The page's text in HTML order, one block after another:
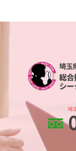
不倫相手 慰
浮気 疑惑
浮気調査
不倫 疑惑
ストーカー
婚前調査 内
身辺調査 価
身辺調査
身辺調査
人探し 手
所在調査 探
家出調査 人
別れ工作
家出調査 探
行方不明
各種工作
川口市 身辺
越谷市 ス
さいたま新
大宮公園
土呂 身辺調査
川越 人探し
所沢市 人探
さいたま市
埼